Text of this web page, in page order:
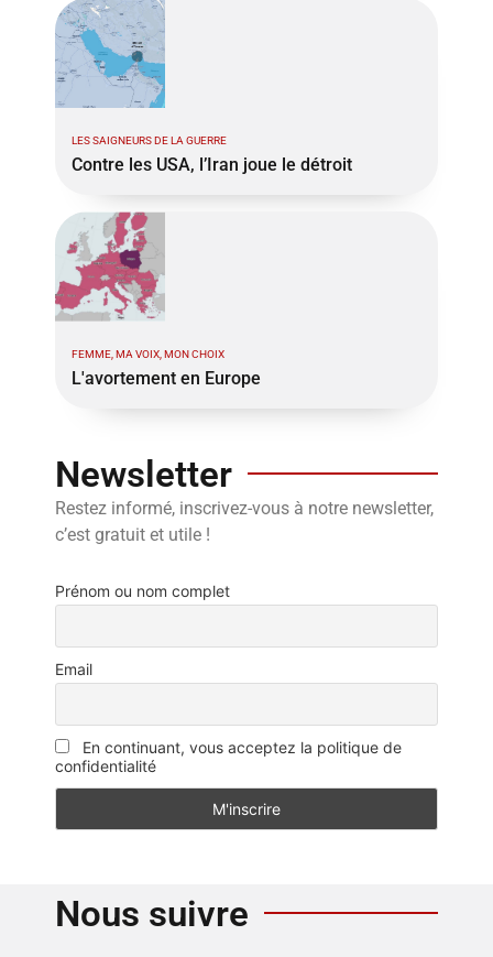
LES SAIGNEURS DE LA GUERRE
Contre les USA, l’Iran joue le détroit
FEMME, MA VOIX, MON CHOIX
L'avortement en Europe
Newsletter
Restez informé, inscrivez-vous à notre newsletter,
c’est gratuit et utile !
Prénom ou nom complet
Email
En continuant, vous acceptez la politique de
confidentialité
Nous suivre